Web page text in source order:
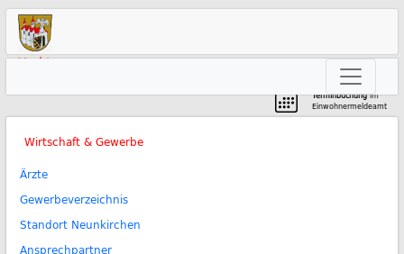
Markt
Terminbuchungim
Einwohnermeldeamt
Wirtschaft & Gewerbe
Ärzte
Gewerbeverzeichnis
Standort Neunkirchen
Ansprechpartner